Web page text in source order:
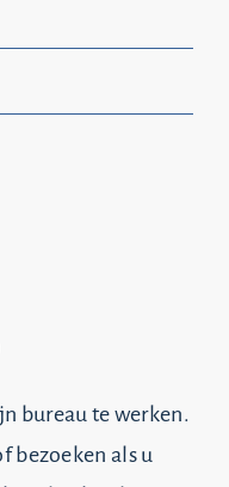
bureau te werken.
bezoeken als u